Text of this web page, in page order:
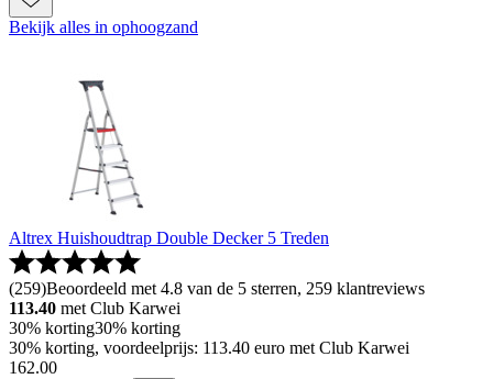
Bekijk alles in ophoogzand
Altrex Huishoudtrap Double Decker 5 Treden
(259)Beoordeeld met 4.8 van de 5 sterren, 259 klantreviews
113.40 met Club Karwei
30% korting30% korting
30% korting, voordeelprijs: 113.40 euro met Club Karwei
162.00